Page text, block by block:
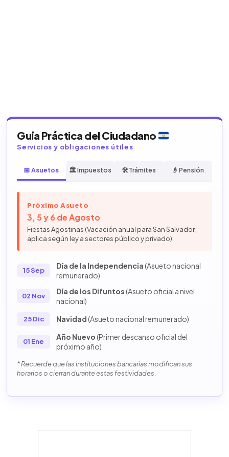
Guía Práctica del Ciudadano
Servicios y obligaciones útiles
📅 Asuetos 🏛️ Impuestos 🛠️ Trámites 👴 Pensión
Próximo Asueto
3, 5 y 6 de Agosto
Fiestas Agostinas (Vacación anual para San Salvador;
aplica según ley a sectores público y privado).
15 Sep
Día de la Independencia(Asueto nacional
remunerado)
02 Nov
Día de los Difuntos(Asueto oficial a nivel
nacional)
25 Dic Navidad(Asueto nacional remunerado)
01 Ene
Año Nuevo(Primer descanso oficial del
próximo año)
* Recuerde que las instituciones bancarias modifican sus
horarios o cierran durante estas festividades.